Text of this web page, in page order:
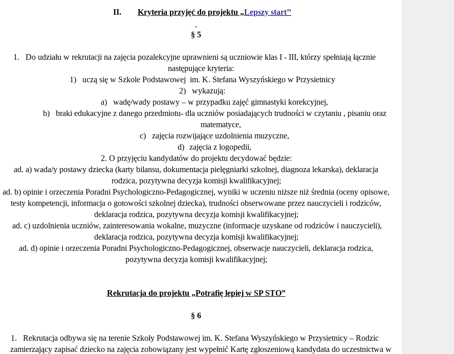
II. Kryteria przyjęć do projektu „Lepszy start’’
§ 5
1. Do udziału w rekrutacji na zajęcia pozalekcyjne uprawnieni sąuczniowie klas I - III, którzy spełniająłącznie
następujące kryteria:
1)
uczą się w Szkole Podstawowej im. K. Stefana Wyszyńskiego w Przysietnicy
2)
wykazują:
a)
wadę/wady postawy – w przypadku zajęć gimnastyki korekcyjnej,
b)
braki edukacyjne z danego przedmiotu- dla uczniów posiadających trudności w czytaniu , pisaniu oraz
matematyce,
c)
zajęcia rozwijające uzdolnienia muzyczne,
d) zajęcia z logopedii,
2. O przyjęciu kandydatów do projektu decydować będzie:
ad. a) wada/y postawy dziecka (karty bilansu, dokumentacja pielęgniarki szkolnej, diagnoza lekarska), deklaracja
rodzica, pozytywna decyzja komisji kwalifikacyjnej;
ad. b) opinie i orzeczenia Poradni Psychologiczno-Pedagogicznej, wyniki w uczeniu niższe niż średnia (oceny opisowe,
testy kompetencji, informacja o gotowości szkolnej dziecka), trudności obserwowane przez nauczycieli i rodziców,
deklaracja rodzica, pozytywna decyzja komisji kwalifikacyjnej;
ad. c) uzdolnienia uczniów, zainteresowania wokalne, muzyczne (informacje uzyskane od rodziców i nauczycieli),
deklaracja rodzica, pozytywna decyzja komisji kwalifikacyjnej;
ad. d) opinie i orzeczenia Poradni Psychologiczno-Pedagogicznej, obserwacje nauczycieli, deklaracja rodzica,
pozytywna decyzja komisji kwalifikacyjnej;
Rekrutacja do projektu „Potrafię lepiej w SP STO”
§ 6
1. Rekrutacja odbywa się na terenie Szkoły Podstawowej im. K. Stefana Wyszyńskiego w Przysietnicy – Rodzic
zamierzający zapisać dziecko na zajęcia zobowiązany jest wypełnić Kartę zgłoszeniową kandydata do uczestnictwa w